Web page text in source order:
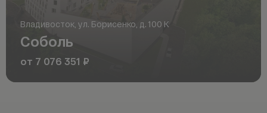
Академия
Библиосити
Владивосток, ул. Борисенко, д. 100 К
Соболь
от 7 076 351 ₽